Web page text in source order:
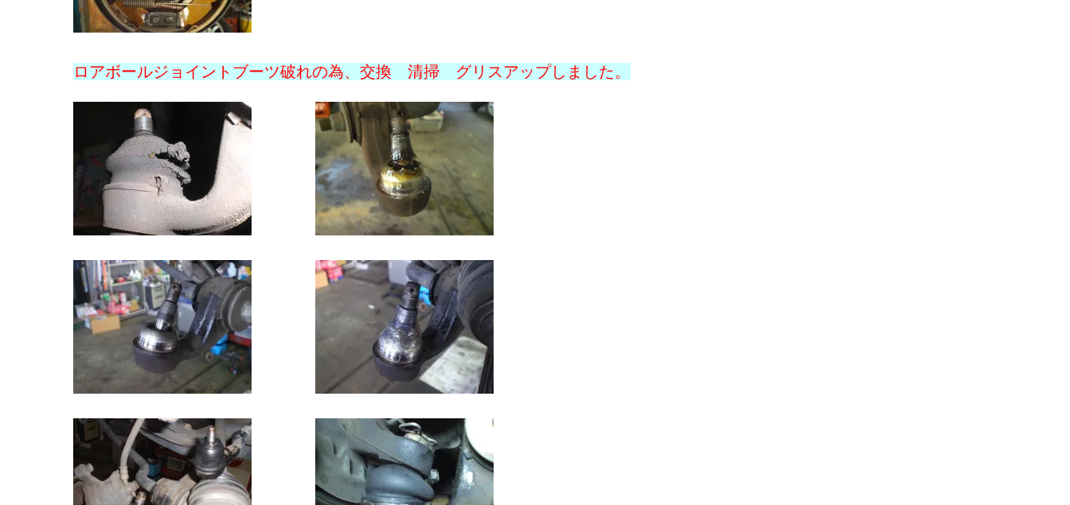
ロアボールジョイントブーツ破れの為、交換 清掃 グリスアップしました。